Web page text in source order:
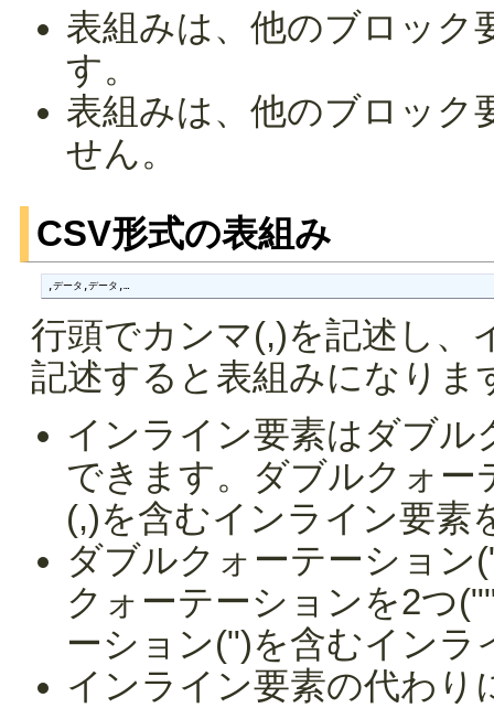
表組みは、他のブロック
す。
表組みは、他のブロック
せん。
CSV形式の表組み
,データ,データ,…
行頭でカンマ(,)を記述し、
記述すると表組みになりま
インライン要素はダブ
できます。ダブルクォ
(,)を含むインライン要素
ダブルクォーテーショ
クォーテーションを2つ
ーション(")を含むイン
インライン要素の代わり